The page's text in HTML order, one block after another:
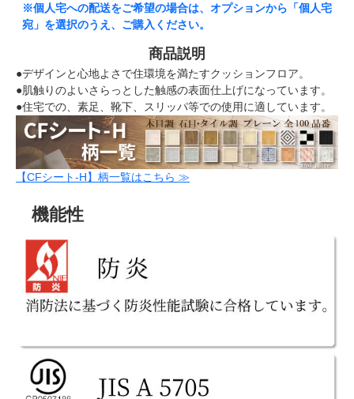
※個人宅への配送をご希望の場合は、オプションから「個人宅
宛」を選択のうえ、ご購入ください。
商品説明
●デザインと心地よさで住環境を満たすクッションフロア。
●肌触りのよいさらっとした触感の表面仕上げになっています。
●住宅での、素足、靴下、スリッパ等での使用に適しています。
【CFシート-H】柄一覧はこちら ≫
機能性